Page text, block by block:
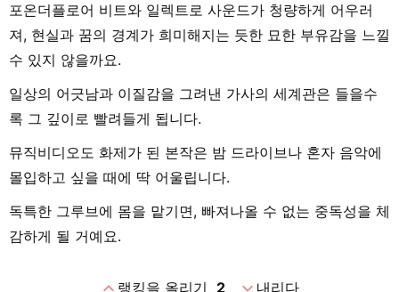
포온더플로어 비트와 일렉트로 사운드가 청량하게 어우러
져, 현실과 꿈의 경계가 희미해지는 듯한 묘한 부유감을 느낄
수 있지 않을까요.
일상의 어긋남과 이질감을 그려낸 가사의 세계관은 들을수
록 그 깊이로 빨려들게 됩니다.
뮤직비디오도 화제가 된 본작은 밤 드라이브나 혼자 음악에
몰입하고 싶을 때에 딱 어울립니다.
독특한 그루브에 몸을 맡기면, 빠져나올 수 없는 중독성을 체
감하게 될 거예요.
랭킹을 올리기 2 내리다